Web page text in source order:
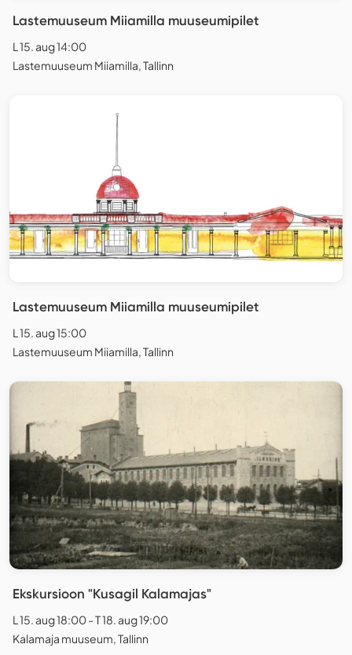
Lastemuuseum Miiamilla muuseumipilet
L 15. aug 14:00
Lastemuuseum Miiamilla, Tallinn
Lastemuuseum Miiamilla muuseumipilet
L 15. aug 15:00
Lastemuuseum Miiamilla, Tallinn
Ekskursioon "Kusagil Kalamajas"
L 15. aug 18:00 - T 18. aug 19:00
Kalamaja muuseum, Tallinn